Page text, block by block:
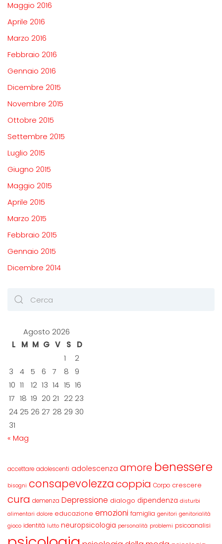
Maggio 2016
Aprile 2016
Marzo 2016
Febbraio 2016
Gennaio 2016
Dicembre 2015
Novembre 2015
Ottobre 2015
Settembre 2015
Luglio 2015
Giugno 2015
Maggio 2015
Aprile 2015
Marzo 2015
Febbraio 2015
Gennaio 2015
Dicembre 2014
Agosto 2026
L
M M G V S
D
1
2
3
4 5 6 7 8
9
10 11 12 13 14 15 16
17 18 19 20 21 22 23
24 25 26 27 28 29 30
31
« Mag
accettare adolescenti adolescenza amore benessere
bisogni consapevolezzacoppia Corpo crescere
cura demenza Depressione dialogo dipendenza disturbi
alimentari dolore educazione emozioni famiglia genitori genitorialità
gioco identità lutto neuropsicologia personalità problemi psicoanalisi